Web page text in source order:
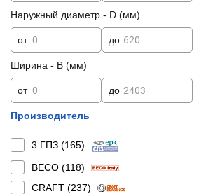
Наружный диаметр - D (мм)
от до
Ширина - B (мм)
от до
Производитель
3 ГПЗ (165)
BECO (118)
CRAFT (237)